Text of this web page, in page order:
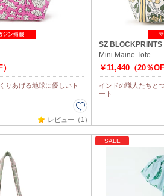
りあげる地球に優しいト
レビュー（1）
SZ BLOCKPRINTS
Mini Maine Tote
￥11,440（20％
インドの職人たちと
ート
SALE